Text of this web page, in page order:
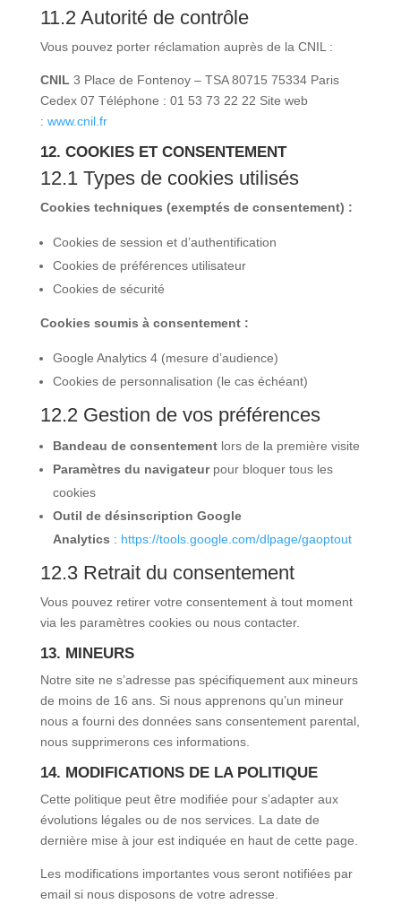
11.2 Autorité de contrôle
Vous pouvez porter réclamation auprès de la CNIL :
CNIL 3 Place de Fontenoy – TSA 80715 75334 Paris
Cedex 07 Téléphone : 01 53 73 22 22 Site web
: www.cnil.fr
12. COOKIES ET CONSENTEMENT
12.1 Types de cookies utilisés
Cookies techniques (exemptés de consentement) :
Cookies de session et d’authentification
Cookies de préférences utilisateur
Cookies de sécurité
Cookies soumis à consentement :
Google Analytics 4 (mesure d’audience)
Cookies de personnalisation (le cas échéant)
12.2 Gestion de vos préférences
Bandeau de consentement lors de la première visite
Paramètres du navigateur pour bloquer tous les
cookies
Outil de désinscription Google
Analytics : https://tools.google.com/dlpage/gaoptout
12.3 Retrait du consentement
Vous pouvez retirer votre consentement à tout moment
via les paramètres cookies ou nous contacter.
13. MINEURS
Notre site ne s’adresse pas spécifiquement aux mineurs
de moins de 16 ans. Si nous apprenons qu’un mineur
nous a fourni des données sans consentement parental,
nous supprimerons ces informations.
14. MODIFICATIONS DE LA POLITIQUE
Cette politique peut être modifiée pour s’adapter aux
évolutions légales ou de nos services. La date de
dernière mise à jour est indiquée en haut de cette page.
Les modifications importantes vous seront notifiées par
email si nous disposons de votre adresse.